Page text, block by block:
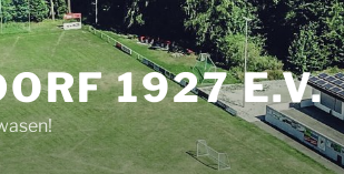
1927 E.V.